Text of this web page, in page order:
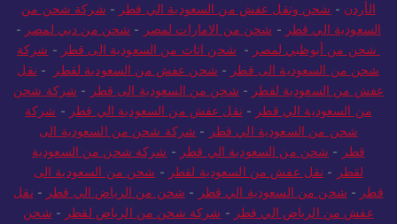
الأردن - شحن ونقل عفش من السعودية الي قطر - شركة شحن من
السعودية الي قطر - شحن من الامارات لمصر - شحن من دبي لمصر -
شحن من أبوظبي لمصر - شحن اثاث من السعودية الى قطر - شركة
شحن من السعودية الى قطر - شحن عفش من السعودية لقطر - نقل
عفش من السعودية لقطر - شحن من السعودية الى قطر - شركة شحن
من السعودية الي قطر - نقل عفش من السعودية الي قطر - شركة
شحن من السعودية الي قطر - شركة شحن من السعودية الى
قطر - شحن من السعودية الي قطر - شركة شحن من السعودية
لقطر - نقل عفش من السعودية لقطر - شحن من السعودية الى
قطر - شحن من السعودية الي قطر - شحن من الرياض الي قطر - نقل
عفش من الرياض الي قطر - شركة شحن من الرياض لقطر - شحن